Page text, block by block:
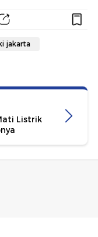
jakarta
Listrik